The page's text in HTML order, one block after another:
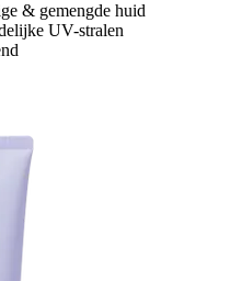
& gemengde huid
UV-stralen